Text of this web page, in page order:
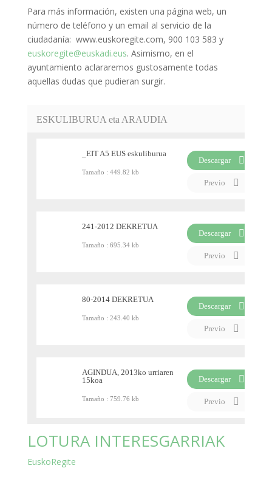
Para más información, existen una página web, un
número de teléfono y un email al servicio de la
ciudadanía: www.euskoregite.com, 900 103 583 y
euskoregite@euskadi.eus. Asimismo, en el
ayuntamiento aclararemos gustosamente todas
aquellas dudas que pudieran surgir.
ESKULIBURUA eta ARAUDIA
_EIT A5 EUS eskuliburua
Tamaño : 449.82 kb
Descargar
Previo
241-2012 DEKRETUA
Tamaño : 695.34 kb
Descargar
Previo
80-2014 DEKRETUA
Tamaño : 243.40 kb
Descargar
Previo
AGINDUA, 2013ko urriaren
15koa
Tamaño : 759.76 kb
Descargar
Previo
LOTURA INTERESGARRIAK
EuskoRegite